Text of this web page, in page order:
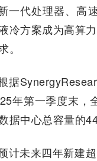
一代处理器、高
冷方案成为高算
。
据
年第一季度末，
据中心总容量的
计未来四年新建